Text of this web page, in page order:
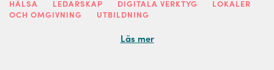
HÄLSA LEDARSKAP DIGITALA VERKTYG
LOKALER
OCH OMGIVNING
UTBILDNING
Läs mer